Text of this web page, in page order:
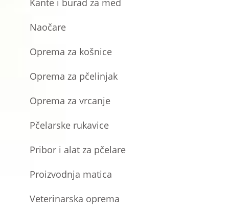
Kante i burad za med
Naočare
Oprema za košnice
Oprema za pčelinjak
Oprema za vrcanje
Pčelarske rukavice
Pribor i alat za pčelare
Proizvodnja matica
Veterinarska oprema